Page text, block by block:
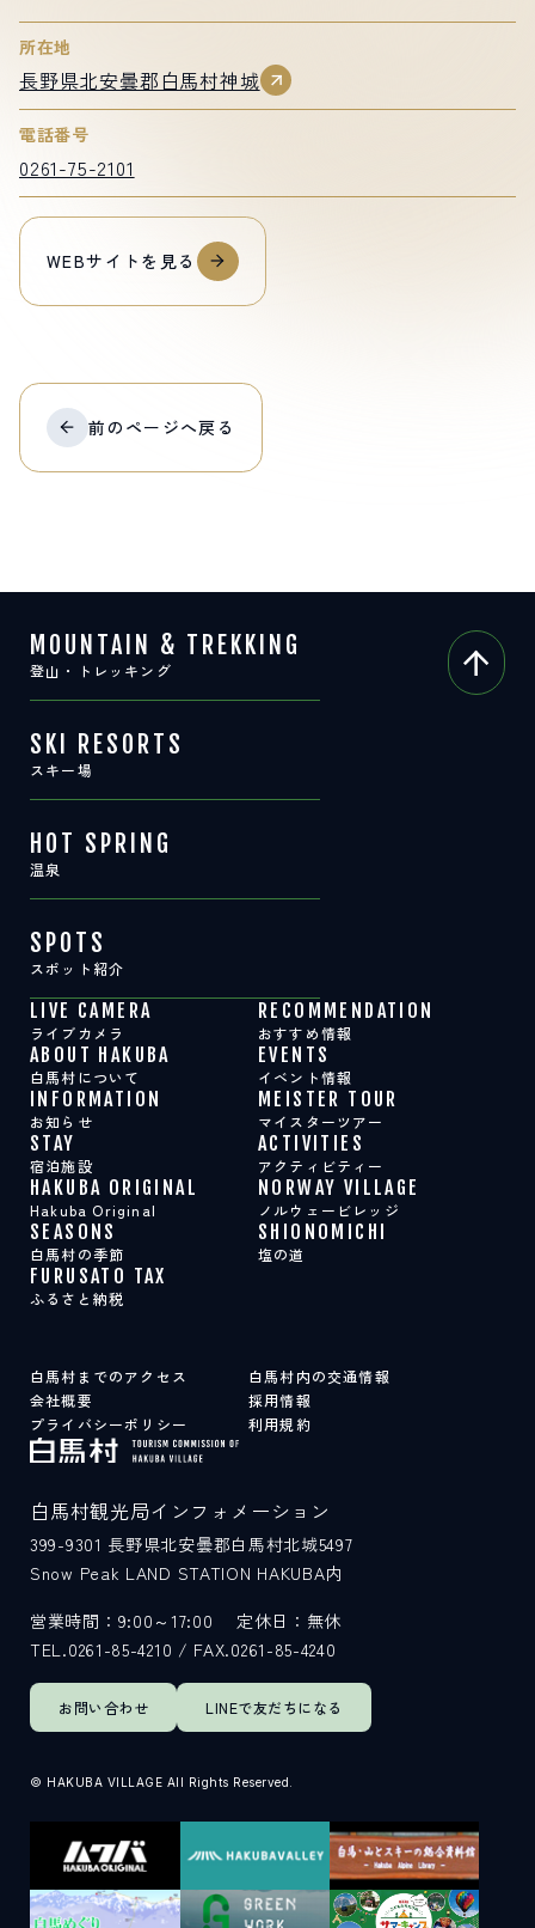
所在地
長野県北安曇郡白馬村神城
電話番号
0261-75-2101
WEBサイトを見る
前の ページへ戻る
MOUNTAIN & TREKKING
登山・トレッキング
SKI RESORTS
スキー場
HOT SPRING
温泉
SPOTS
スポット紹介
LIVE CAMERA
ライブカメラ
RECOMMENDATION
おすすめ情報
ABOUT HAKUBA
白馬村について
EVENTS
イベント情報
INFORMATION
お知らせ
MEISTER TOUR
マイスターツアー
STAY
宿泊施設
ACTIVITIES
アクティビティー
HAKUBA ORIGINAL
Hakuba Original
NORWAY VILLAGE
ノルウェービレッジ
SEASONS
白馬村の季節
SHIONOMICHI
塩の道
FURUSATO TAX
ふるさと納税
白馬村までのアクセス
白馬村内の交通情報
会社概要
採用情報
プライバシーポリシー
利用規約
お問い合わせ LINEで友だちになる
白馬村観光局インフォメーション
399-9301 長野県北安曇郡白馬村北城5497
Snow Peak LAND STATION HAKUBA内
営業時間：9:00～17:00
定休日：無休
TEL.0261-85-4210 / FAX.0261-85-4240
© HAKUBA VILLAGE All Rights Reserved.